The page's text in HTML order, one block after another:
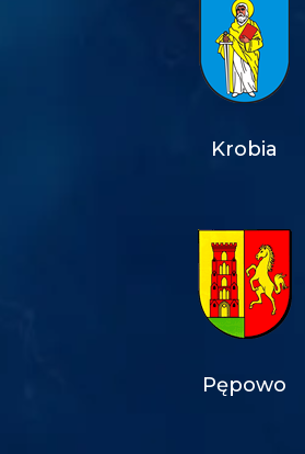
Krobia
Pępowo